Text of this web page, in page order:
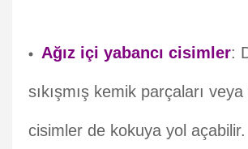
Ağız içi yabancı cisimler:
sıkışmış kemik parçaları veya
cisimler de kokuya yol açabilir.